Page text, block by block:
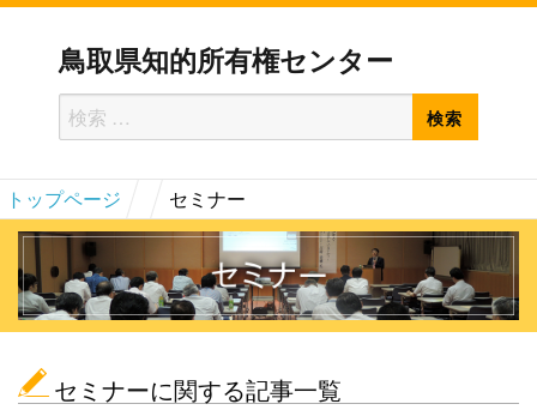
鳥取県知的所有権センター
検
索
象:
検
トップページ セミナー
セミナーに関する記事一覧